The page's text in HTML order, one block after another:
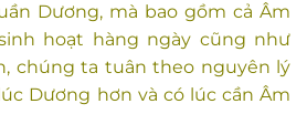
Dương, mà bao gồm cả Âm
hoạt hàng ngày cũng như
chúng ta tuân theo nguyên lý
Dương hơn và có lúc cần Âm